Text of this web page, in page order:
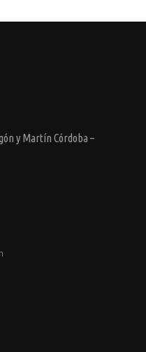
y Martín Córdoba –